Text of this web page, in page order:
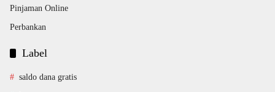
Pinjaman Online
Perbankan
Label
saldo dana gratis